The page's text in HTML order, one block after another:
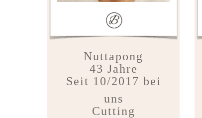
Nuttapong
43 Jahre
Seit 10/2017 bei
uns
Cutting